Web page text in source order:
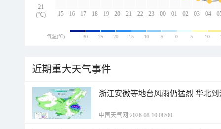
15 16 17 18 19 20 21 22 23 00 01 02 03 04
21
(℃)
气温(℃) -30 -25 -20 -15 -10 -5 0 5 10
近期重大天气事件
浙江安徽等地台风雨仍猛烈 华北
中国天气网 2026-08-10 08:00